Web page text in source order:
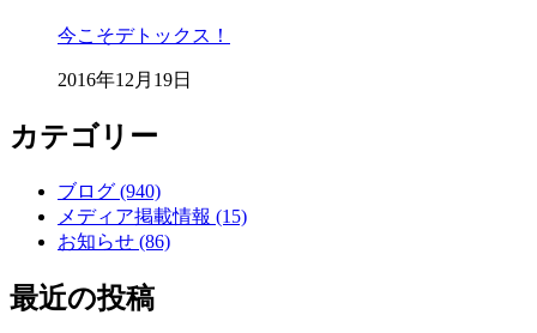
今こそデトックス！
2016年12月19日
カテゴリー
ブログ (940)
メディア掲載情報 (15)
お知らせ (86)
最近の投稿